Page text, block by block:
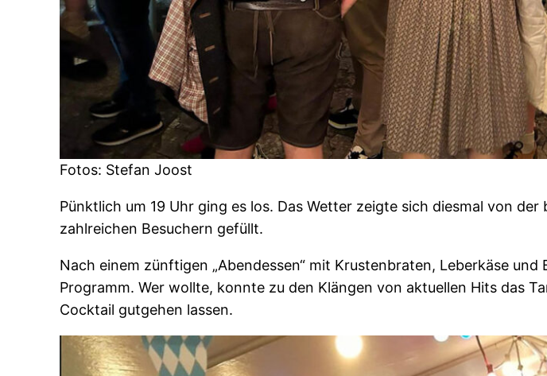
Fotos: Stefan Joost
Pünktlich um 19 Uhr ging es los. Das Wetter zeigte sich diesmal von
zahlreichen Besuchern gefüllt.
Nach einem zünftigen „Abendessen“ mit Krustenbraten, Leberkäse
Programm. Wer wollte, konnte zu den Klängen von aktuellen Hits das
Cocktail gutgehen lassen.